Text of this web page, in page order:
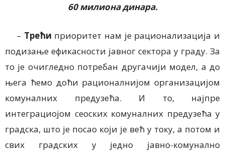
60 милиона динара.
– Трећи приоритет нам је рационализација и
подизање ефикасности јавног сектора у граду. За
то је очигледно потребан другачији модел, а до
њега ћемо доћи рационалнијом организацијом
комуналних предузећа. И то, најпре
интеграциојом сеоских комуналних предузећа у
градска, што је посао који је већ у току, а потом и
свих градских у једно јавно-комунално